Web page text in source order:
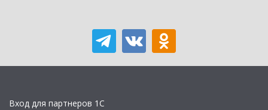
Вход для партнеров 1С